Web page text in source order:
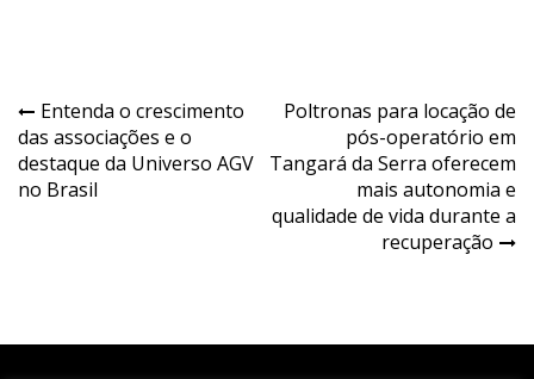
Navegação
de
Post
Entenda o crescimento
das associações e o
destaque da Universo AGV
no Brasil
Poltronas para locação de
pós-operatório em
Tangará da Serra oferecem
mais autonomia e
qualidade de vida durante a
recuperação